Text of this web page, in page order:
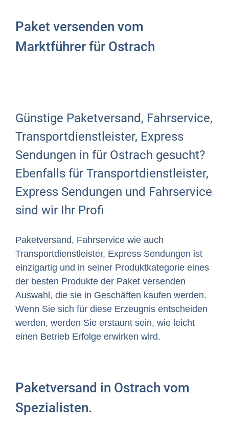
Paket versenden vom
Marktführer für Ostrach
Günstige Paketversand, Fahrservice,
Transportdienstleister, Express
Sendungen in für Ostrach gesucht?
Ebenfalls für Transportdienstleister,
Express Sendungen und Fahrservice
sind wir Ihr Profi
Paketversand, Fahrservice wie auch
Transportdienstleister, Express Sendungen ist
einzigartig und in seiner Produktkategorie eines
der besten Produkte der Paket versenden
Auswahl, die sie in Geschäften kaufen werden.
Wenn Sie sich für diese Erzeugnis entscheiden
werden, werden Sie erstaunt sein, wie leicht
einen Betrieb Erfolge erwirken wird.
Paketversand in Ostrach vom
Spezialisten.